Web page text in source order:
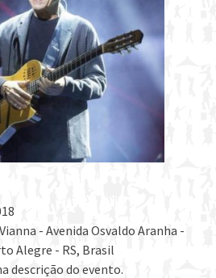
- Avenida Osvaldo Aranha -
Alegre - RS, Brasil
descrição do evento.